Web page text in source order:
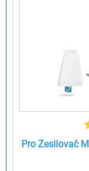
Pro Zesilovač